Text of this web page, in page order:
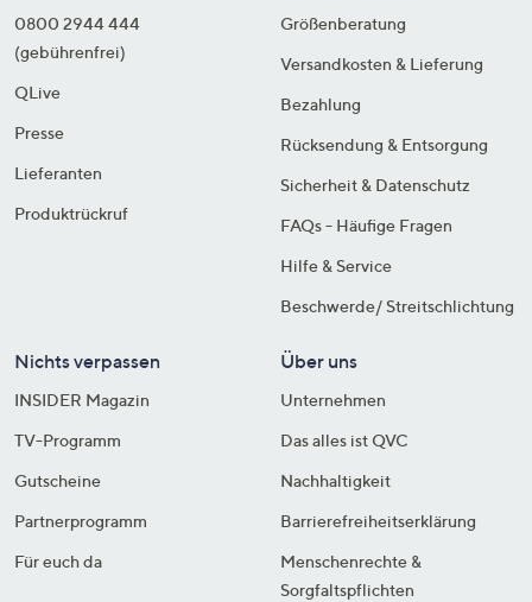
0800 2944 444
(gebührenfrei)
QLive
Presse
Lieferanten
Produktrückruf
Größenberatung
Versandkosten & Lieferung
Bezahlung
Rücksendung & Entsorgung
Sicherheit & Datenschutz
FAQs - Häufige Fragen
Hilfe & Service
Beschwerde/ Streitschlichtung
Nichts verpassen
INSIDER Magazin
TV-Programm
Gutscheine
Partnerprogramm
Für euch da
Über uns
Unternehmen
Das alles ist QVC
Nachhaltigkeit
Barrierefreiheitserklärung
Menschenrechte &
Sorgfaltspflichten